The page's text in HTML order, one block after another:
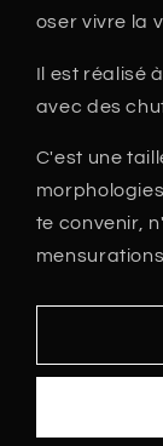
oser vivre la
Il est réalisé
avec des
C'est une
te convenir,